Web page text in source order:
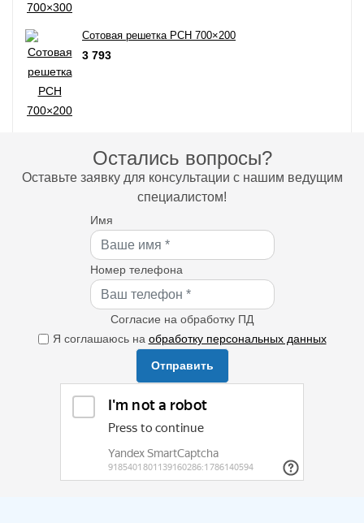
Сотовая решетка РСН 700×200
3 793
Остались вопросы?
Оставьте заявку для консультации с нашим ведущим
специалистом!
Имя
Номер телефона
Согласие на обработку ПД
Я соглашаюсь на обработку персональных данных
Отправить